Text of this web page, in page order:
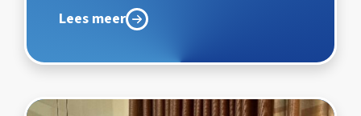
Lees meer